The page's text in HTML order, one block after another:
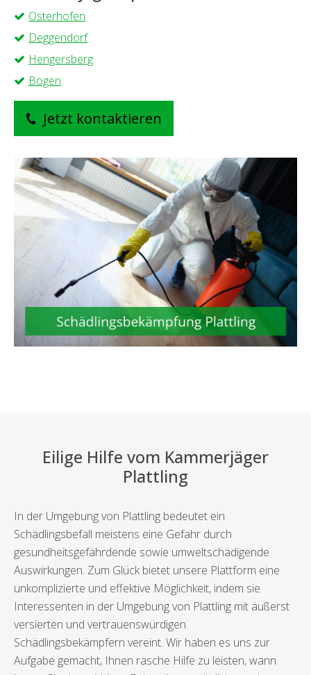
Osterhofen
Deggendorf
Hengersberg
Bogen
Jetzt kontaktieren
Eilige Hilfe vom Kammerjäger
Plattling
In der Umgebung von Plattling bedeutet ein
Schädlingsbefall meistens eine Gefahr durch
gesundheitsgefährdende sowie umweltschädigende
Auswirkungen. Zum Glück bietet unsere Plattform eine
unkomplizierte und effektive Möglichkeit, indem sie
Interessenten in der Umgebung von Plattling mit äußerst
versierten und vertrauenswürdigen
Schädlingsbekämpfern vereint. Wir haben es uns zur
Aufgabe gemacht, Ihnen rasche Hilfe zu leisten, wann